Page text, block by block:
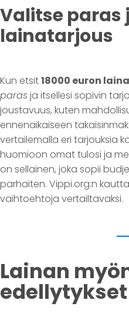
Valitse paras
lainatarjous
Kun etsit18000 euron
parasja itsellesi sopivin
joustavuus, kuten
ennenaikaiseen
vertailemalla eri tarjouksia
huomioon omat tulosi ja
on sellainen, joka sopii
parhaiten. Vippi.org:n
vaihtoehtoja vertailtavaksi.
Lainan
edellytykset